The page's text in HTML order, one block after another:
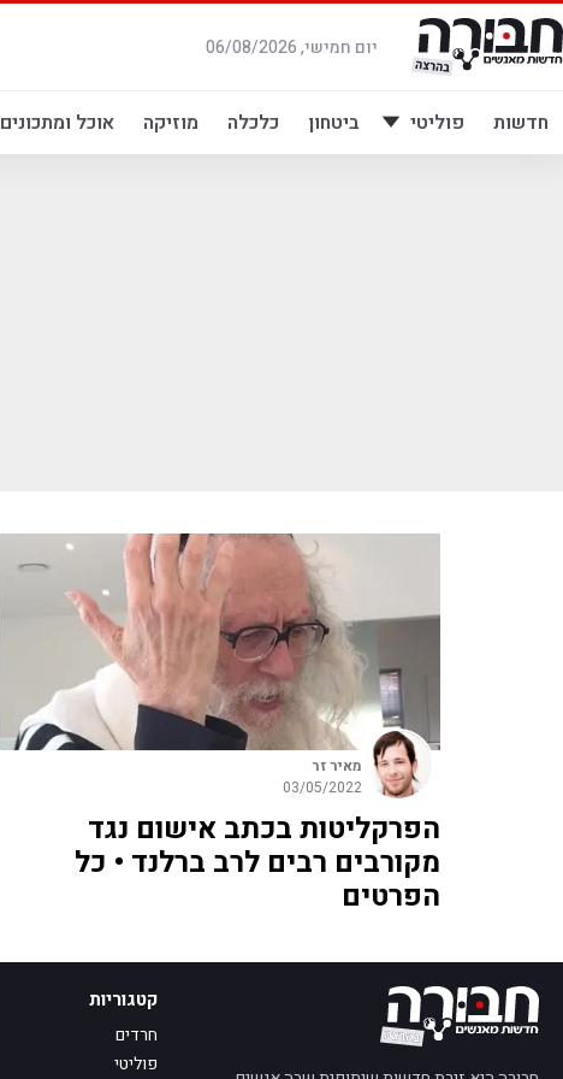
דלג
לתוכן
יום חמישי, 06/08/2026
חדשות פוליטי ביטחון כלכלה מוזיקה אוכל ומתכונים
מאיר זר
03/05/2022
הפרקליטות בכתב אישום נגד
מקורבים רבים לרב ברלנד • כל
הפרטים
קטגוריות
חרדים
פוליטי